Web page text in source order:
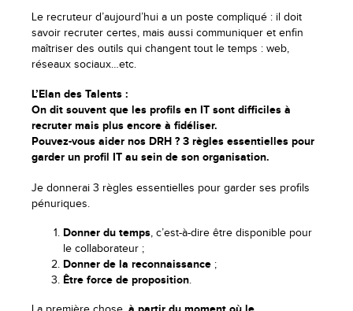
Le recruteur d’aujourd’hui a un poste compliqué : il doit
savoir recruter certes, mais aussi communiquer et enfin
maîtriser des outils qui changent tout le temps : web,
réseaux sociaux…etc.
L’Elan des Talents :
On dit souvent que les profils en IT sont difficiles à
recruter mais plus encore à fidéliser.
Pouvez-vous aider nos DRH ? 3 règles essentielles pour
garder un profil IT au sein de son organisation.
Je donnerai 3 règles essentielles pour garder ses profils
pénuriques.
Donner du temps, c’est-à-dire être disponible pour
le collaborateur ;
Donner de la reconnaissance ;
Être force de proposition.